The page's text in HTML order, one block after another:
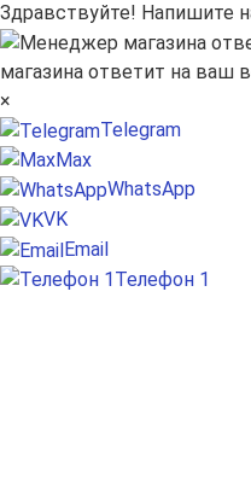
Здравствуйте! Напишите
магазина ответит на ваш
×
Telegram
Max
WhatsApp
VK
Email
Телефон 1